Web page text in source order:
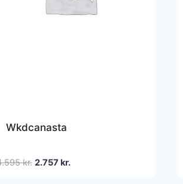
Wkdcanasta
kr. Den
2.757 kr.Den